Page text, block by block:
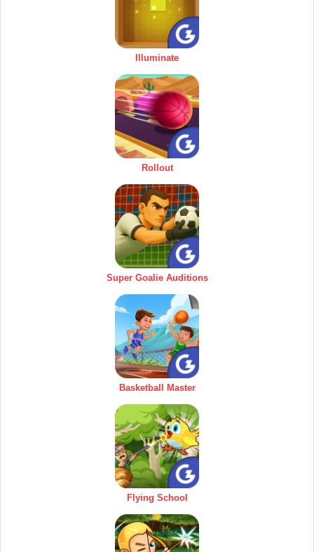
Illuminate
Rollout
Super Goalie Auditions
Basketball Master
Flying School